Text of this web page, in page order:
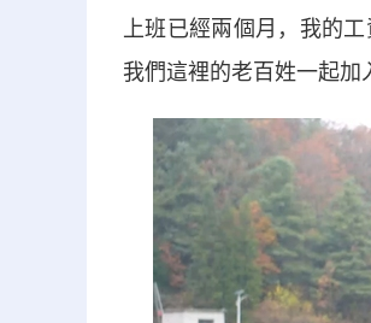
上班已經兩個月，我的
我們這裡的老百姓一起加